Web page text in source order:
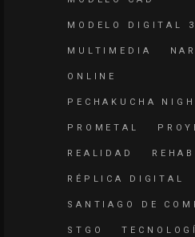
MODELO DIGITAL
MULTIMEDIA
ONLINE
PECHAKUCHA
PROMETAL
REALIDAD
RÉPLICA DIGITAL
SANTIAGO DE
STGO